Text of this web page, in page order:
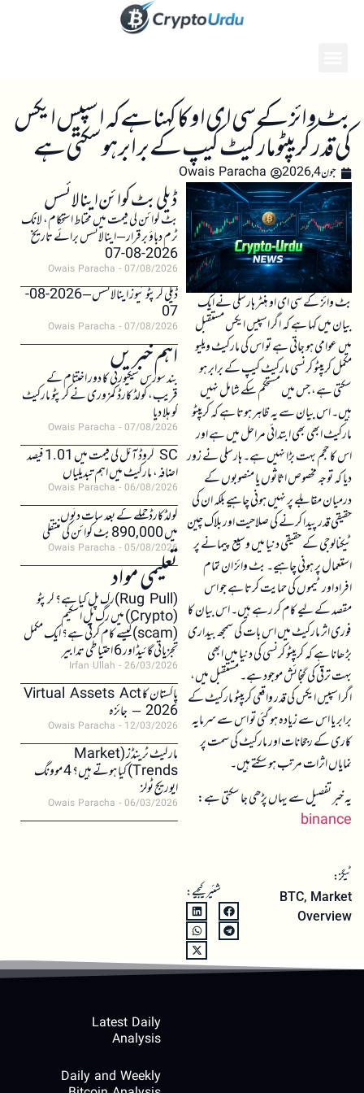
بٹ وائز کے سی ای او کا کہنا ہے کہ اسپیس ایکس
کی قدر کریپٹو مارکیٹ کیپ کے برابر ہو سکتی ہے
جون 4, 2026 Owais Paracha
بٹ وائز کے سی ای او ہنٹر ہارسلی نے ایک
بیان میں کہا ہے کہ اگر اسپیس ایکس مستقبل
میں عوامی ہو جاتی ہے تو اس کی مارکیٹ ویلیو
مکمل کریپٹو کرنسی مارکیٹ کیپ کے برابر ہو
سکتی ہے، جس میں مستحکم سکے شامل نہیں
ہیں۔ اس بیان سے یہ ظاہر ہوتا ہے کہ کریپٹو
مارکیٹ ابھی بھی ابتدائی مراحل میں ہے اور
اس کا حجم بہت بڑا نہیں ہے۔ ہارسلی نے زور
دیا کہ توجہ مخصوص اثاثوں یا منصوبوں کے
درمیان مقابلے پر نہیں ہونی چاہیے بلکہ ان کی
حقیقی قدر پیدا کرنے کی صلاحیت اور بلاک چین
ٹیکنالوجی کے حقیقی دنیا میں وسیع پیمانے پر
استعمال پر ہونی چاہیے۔ بٹ وائز ان تمام
افراد اور ٹیموں کی حمایت کرتا ہے جو اس
مقصد کے لیے کام کر رہے ہیں۔ اس بیان کا
فوری اثر مارکیٹ میں اس بات کی سمجھ بیداری
بڑھانا ہے کہ کریپٹو کرنسی کی دنیا میں ابھی
بہت ترقی کی گنجائش موجود ہے۔ مستقبل میں،
اگر اسپیس ایکس کی قدر واقعی کریپٹو مارکیٹ کے
برابر یا اس سے زیادہ ہو گئی تو اس سے سرمایہ
کاری کے رجحانات اور مارکیٹ کی سمت پر
نمایاں اثرات مرتب ہو سکتے ہیں۔
یہ خبر تفصیل سے یہاں پڑھی جا سکتی ہے:
binance
ٹیگز:
BTC, Market
Overview
شئیر کیجیے:
ڈیلی بٹ کوائن اینالائسس
بٹ کوائن کی قیمت میں محتاط استحکام، لانگ
ٹرم دباؤ برقرار – اینالائسس برائے تاریخ
2026-08-07
Owais Paracha 07/08/2026
ڈیلی کرپٹو نیوز اینالائسس – 2026-08-
07
Owais Paracha 07/08/2026
اہم خبریں
بند سورس سیکیورٹی کا دور اختتام کے
قریب، کولڈ کارڈ کمزوری نے کرپٹو مارکیٹ
کو ہلا دیا
Owais Paracha 07/08/2026
SC کروڈ آئل کی قیمت میں 1.01 فیصد
اضافہ، مارکیٹ میں اہم تبدیلیاں
Owais Paracha 06/08/2026
کولڈکارڈ حملے کے بعد سات دنوں
میں 890,000 بٹ کوائن کی منتقلی
Owais Paracha 05/08/2026
تعلیمی مواد(Rug Pull)رگ پل کیا ہے؟ کرپٹو
(Crypto) میں رگ پل اسکیم
(scam)کیسے کام کرتی ہے؟ ایک مکمل
تجزیاتی گائیڈ اور 6 احتیاطی تدابیر
Irfan Ullah 26/03/2026
پاکستان کا Virtual Assets Act
2026 – جائزہ
Owais Paracha 12/03/2026
مارکیٹ ٹرینڈز (Market
Trends) کیا ہوتے ہیں؟ 4 موونگ
ایوریج ٹولز
Owais Paracha 06/03/2026
Latest Daily
Analysis
Daily and Weekly